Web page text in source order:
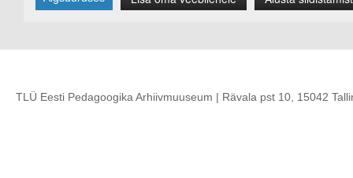
TLÜ Eesti Pedagoogika Arhiivmuuseum | Rävala pst 10, 15042